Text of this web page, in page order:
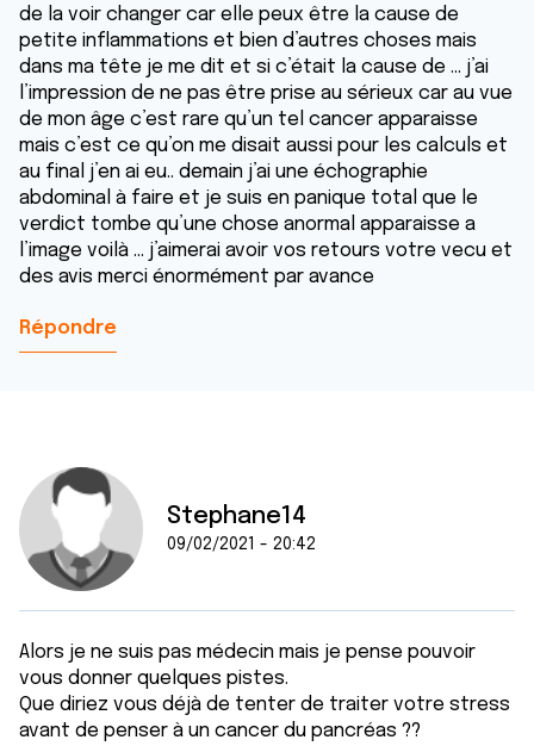
de la voir changer car elle peux être la cause de
petite inflammations et bien d’autres choses mais
dans ma tête je me dit et si c’était la cause de ... j’ai
l’impression de ne pas être prise au sérieux car au vue
de mon âge c’est rare qu’un tel cancer apparaisse
mais c’est ce qu’on me disait aussi pour les calculs et
au final j’en ai eu.. demain j’ai une échographie
abdominal à faire et je suis en panique total que le
verdict tombe qu’une chose anormal apparaisse a
l’image voilà ... j’aimerai avoir vos retours votre vecu et
des avis merci énormément par avance
Répondre
Stephane14
09/02/2021 - 20:42
Alors je ne suis pas médecin mais je pense pouvoir
vous donner quelques pistes.
Que diriez vous déjà de tenter de traiter votre stress
avant de penser à un cancer du pancréas ??